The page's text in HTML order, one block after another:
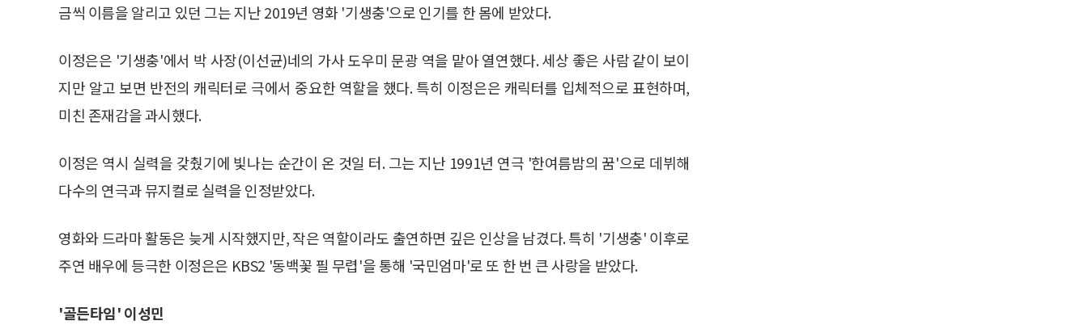
금씩 이름을 알리고 있던 그는 지난 2019년 영화 '기생충'으로 인기를 한 몸에 받았다.
이정은은 '기생충'에서 박 사장(이선균)네의 가사 도우미 문광 역을 맡아 열연했다. 세상 좋은 사람 같이 보이
지만 알고 보면 반전의 캐릭터로 극에서 중요한 역할을 했다. 특히 이정은은 캐릭터를 입체적으로 표현하며,
미친 존재감을 과시했다.
이정은 역시 실력을 갖췄기에 빛나는 순간이 온 것일 터. 그는 지난 1991년 연극 '한여름밤의 꿈'으로 데뷔해
다수의 연극과 뮤지컬로 실력을 인정받았다.
영화와 드라마 활동은 늦게 시작했지만, 작은 역할이라도 출연하면 깊은 인상을 남겼다. 특히 '기생충' 이후로
주연 배우에 등극한 이정은은 KBS2 '동백꽃 필 무렵'을 통해 '국민엄마'로 또 한 번 큰 사랑을 받았다.
'골든타임' 이성민